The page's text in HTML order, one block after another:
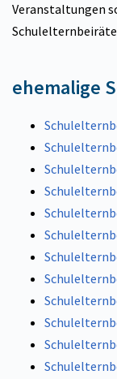
Veranstaltungen
ehemalige